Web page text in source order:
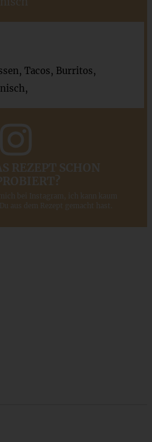
Tacos, Burritos,
REZEPT SCHON
bei Instagram, ich kann kaum
aus dem Rezept gemacht hast.